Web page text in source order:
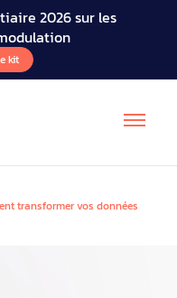
2026 sur les
kit
transformer vos données